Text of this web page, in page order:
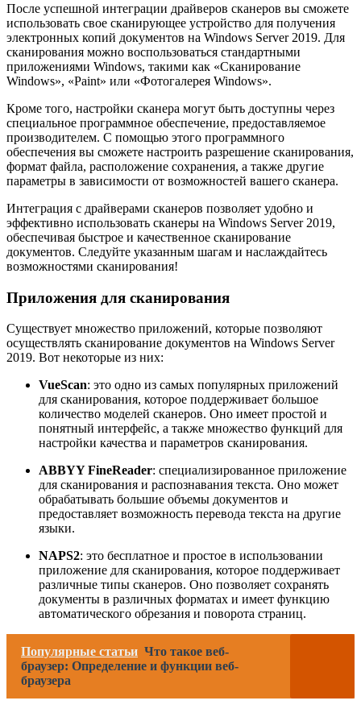
После успешной интеграции драйверов сканеров вы сможете
использовать свое сканирующее устройство для получения
электронных копий документов на Windows Server 2019. Для
сканирования можно воспользоваться стандартными
приложениями Windows, такими как «Сканирование
Windows», «Paint» или «Фотогалерея Windows».
Кроме того, настройки сканера могут быть доступны через
специальное программное обеспечение, предоставляемое
производителем. С помощью этого программного
обеспечения вы сможете настроить разрешение сканирования,
формат файла, расположение сохранения, а также другие
параметры в зависимости от возможностей вашего сканера.
Интеграция с драйверами сканеров позволяет удобно и
эффективно использовать сканеры на Windows Server 2019,
обеспечивая быстрое и качественное сканирование
документов. Следуйте указанным шагам и наслаждайтесь
возможностями сканирования!
Приложения для сканирования
Существует множество приложений, которые позволяют
осуществлять сканирование документов на Windows Server
2019. Вот некоторые из них:
VueScan: это одно из самых популярных приложений
для сканирования, которое поддерживает большое
количество моделей сканеров. Оно имеет простой и
понятный интерфейс, а также множество функций для
настройки качества и параметров сканирования.
ABBYY FineReader: специализированное приложение
для сканирования и распознавания текста. Оно может
обрабатывать большие объемы документов и
предоставляет возможность перевода текста на другие
языки.
NAPS2: это бесплатное и простое в использовании
приложение для сканирования, которое поддерживает
различные типы сканеров. Оно позволяет сохранять
документы в различных форматах и имеет функцию
автоматического обрезания и поворота страниц.
Популярные статьи Что такое веб-
браузер: Определение и функции веб-
браузера